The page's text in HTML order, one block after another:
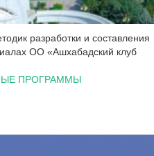
разработки и составления
ОО «Ашхабадский клуб
ПРОГРАММЫ